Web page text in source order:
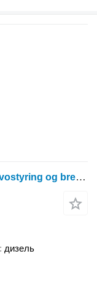
Solis S26 6+2 Gearmaskine med Servostyring og brede traktorhjul
дизель